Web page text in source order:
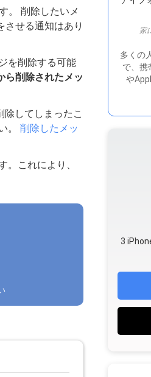
。 削除したいメ
させる通知はあり
を削除する可能
ら削除されたメッ
除してしまったこ
。 削除したメッ
これにより、
家
多くの
で、携
や
3